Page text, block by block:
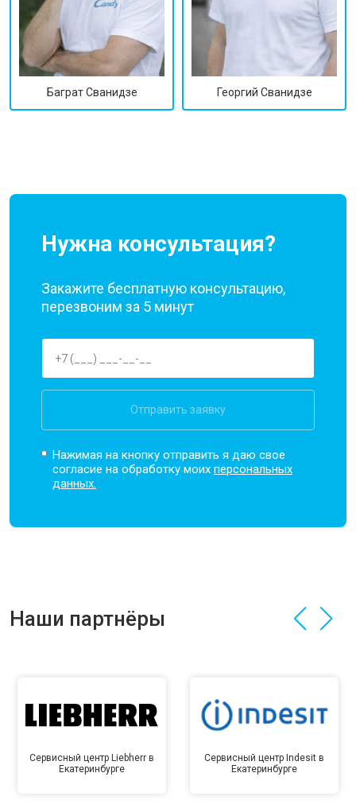
Баграт Сванидзе Георгий Сванидзе
Нужна консультация?
Закажите бесплатную консультацию,
перезвоним за 5 минут
Отправить заявку
Нажимая на кнопку отправить я даю свое
согласие на обработку моихперсональных
данных.
Наши партнёры
Сервисный центр Liebherr в
Екатеринбурге
Сервисный центр Indesit в
Екатеринбурге